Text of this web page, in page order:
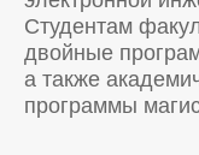
Студентам
двойные
а также
программы